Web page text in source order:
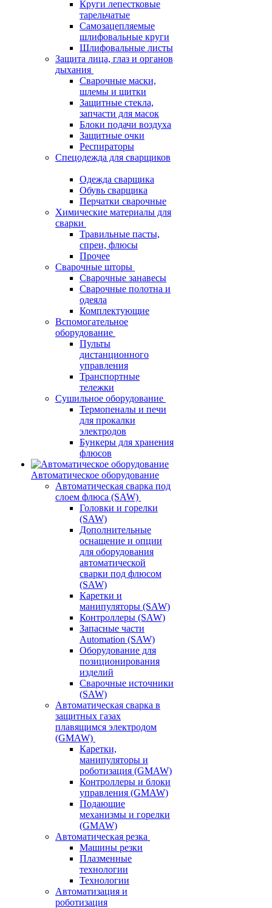
Круги лепестковые
тарельчатые
Самозацепляемые
шлифовальные круги
Шлифовальные листы
Защита лица, глаз и органов
дыхания
Сварочные маски,
шлемы и щитки
Защитные стекла,
запчасти для масок
Блоки подачи воздуха
Защитные очки
Респираторы
Спецодежда для сварщиков
Одежда сварщика
Обувь сварщика
Перчатки сварочные
Химические материалы для
сварки
Травильные пасты,
спреи, флюсы
Прочее
Сварочные шторы
Сварочные занавесы
Сварочные полотна и
одеяла
Комплектующие
Вспомогательное
оборудование
Пульты
дистанционного
управления
Транспортные
тележки
Сушильное оборудование
Термопеналы и печи
для прокалки
электродов
Бункеры для хранения
флюсов
Автоматическое оборудование
Автоматическая сварка под
слоем флюса (SAW)
Головки и горелки
(SAW)
Дополнительные
оснащение и опции
для оборудования
автоматической
сварки под флюсом
(SAW)
Каретки и
манипуляторы (SAW)
Контроллеры (SAW)
Запасные части
Automation (SAW)
Оборудование для
позиционирования
изделий
Сварочные источники
(SAW)
Автоматическая сварка в
защитных газах
плавящимся электродом
(GMAW)
Каретки,
манипуляторы и
роботизация (GMAW)
Контроллеры и блоки
управления (GMAW)
Подающие
механизмы и горелки
(GMAW)
Автоматическая резка
Машины резки
Плазменные
технологии
Технологии
Автоматизация и
роботизация